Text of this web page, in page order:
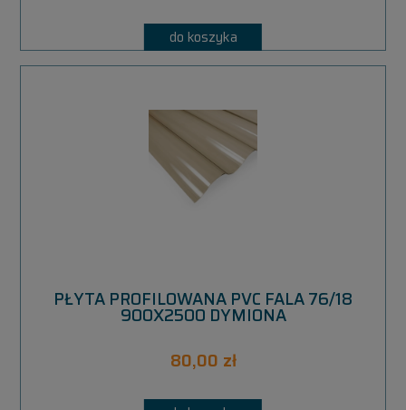
do koszyka
PŁYTA PROFILOWANA PVC FALA 76/18
900X2500 DYMIONA
80,00 zł